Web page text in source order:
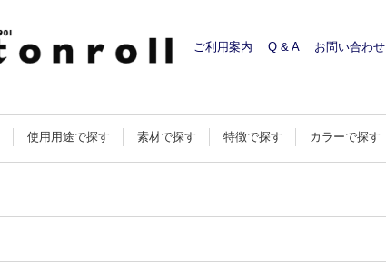
ご利用案内 Q & A お問い合わせ
使用用途で探す 素材で探す 特徴で探す カラーで探す